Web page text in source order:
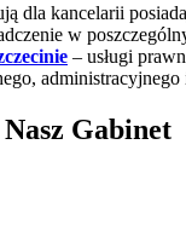
dla kancelarii
w
– usługi
administracyjnego
Gabinet